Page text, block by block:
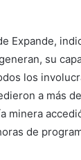
Expande,
su
los
a más
minera
de